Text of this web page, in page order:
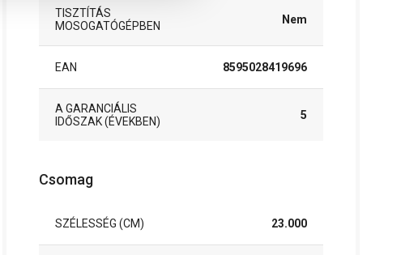
TISZTÍTÁS
MOSOGATÓGÉPBEN
Nem
EAN 8595028419696
A GARANCIÁLIS
IDŐSZAK (ÉVEKBEN)
5
Csomag
SZÉLESSÉG (CM) 23.000